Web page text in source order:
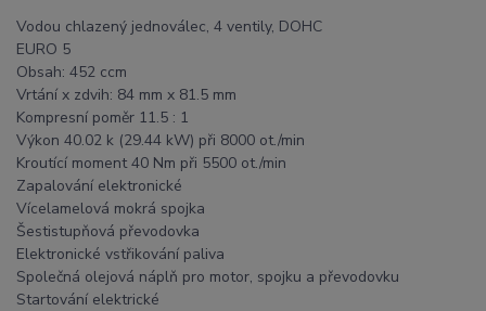
Vodou chlazený jednoválec, 4 ventily, DOHC
EURO 5
Obsah: 452 ccm
Vrtání x zdvih: 84 mm x 81.5 mm
Kompresní poměr 11.5 : 1
Výkon 40.02 k (29.44 kW) při 8000 ot./min
Kroutící moment 40 Nm při 5500 ot./min
Zapalování elektronické
Vícelamelová mokrá spojka
Šestistupňová převodovka
Elektronické vstřikování paliva
Společná olejová náplň pro motor, spojku a převodovku
Startování elektrické